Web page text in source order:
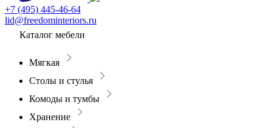
+7 (495) 445-46-64
lid@freedominteriors.ru
Каталог мебели
Мягкая
Столы и стулья
Комоды и тумбы
Хранение